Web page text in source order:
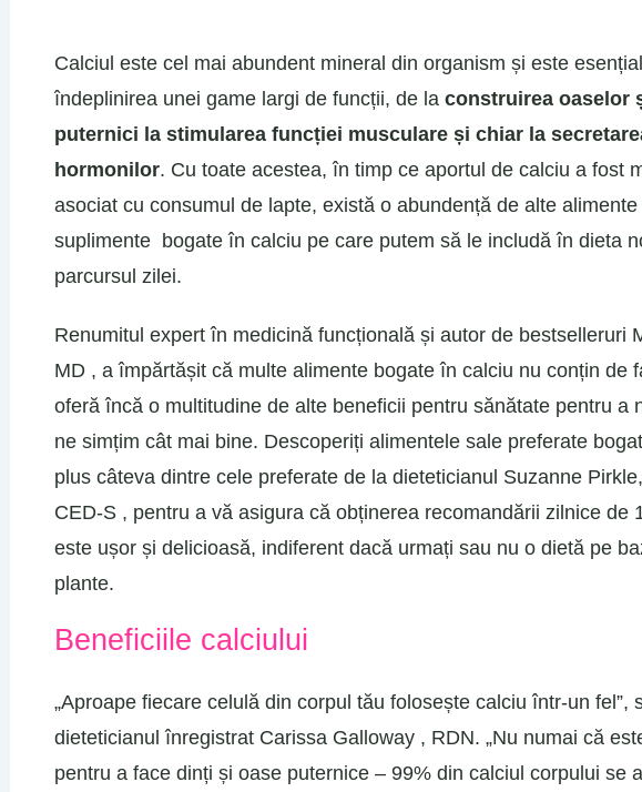
Calciul este cel mai abundent mineral din organism și este
îndeplinirea unei game largi de funcții, de la construirea oaselor
puternici la stimularea funcției musculare și chiar la
hormonilor. Cu toate acestea, în timp ce aportul de calciu a fost
asociat cu consumul de lapte, există o abundență de alte
suplimente bogate în calciu pe care putem să le includă în dieta
parcursul zilei.
Renumitul expert în medicină funcțională și autor de bestselleruri
MD , a împărtășit că multe alimente bogate în calciu nu conțin de
oferă încă o multitudine de alte beneficii pentru sănătate pentru a
ne simțim cât mai bine. Descoperiți alimentele sale preferate
plus câteva dintre cele preferate de la dieteticianul Suzanne
CED-S , pentru a vă asigura că obținerea recomandării zilnice de
este ușor și delicioasă, indiferent dacă urmați sau nu o dietă pe
plante.
Beneficiile calciului
„Aproape fiecare celulă din corpul tău folosește calciu într-un fel”,
dieteticianul înregistrat Carissa Galloway , RDN. „Nu numai că
pentru a face dinți și oase puternice – 99% din calciul corpului se